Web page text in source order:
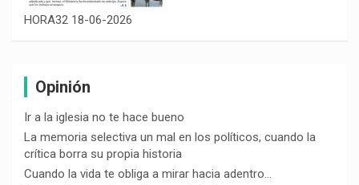
HORA32 18-06-2026
Opinión
Ir a la iglesia no te hace bueno
La memoria selectiva un mal en los políticos, cuando la
crítica borra su propia historia
Cuando la vida te obliga a mirar hacia adentro…